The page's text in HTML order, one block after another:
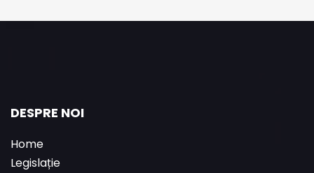
DESPRE NOI
Home
Legislație